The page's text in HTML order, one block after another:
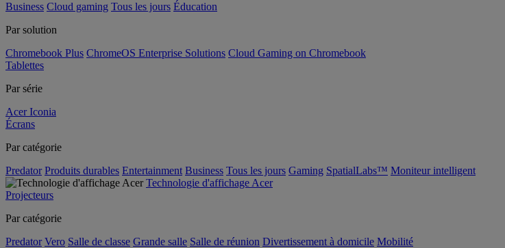
Business Cloud gaming Tous les jours Éducation
Par solution
Chromebook Plus ChromeOS Enterprise Solutions Cloud Gaming on Chromebook
Tablettes
Par série
Acer Iconia
Écrans
Par catégorie
Predator Produits durables Entertainment Business Tous les jours Gaming SpatialLabs™ Moniteur intelligent
Technologie d'affichage Acer
Projecteurs
Par catégorie
Predator Vero Salle de classe Grande salle Salle de réunion Divertissement à domicile Mobilité